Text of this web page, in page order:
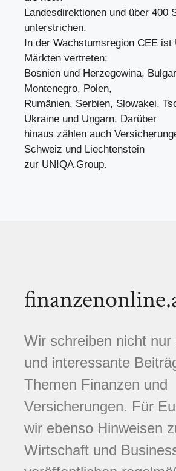
Landesdirektionen und über 400
unterstrichen.
In der Wachstumsregion CEE ist
Märkten vertreten:
Bosnien und Herzegowina,
Montenegro, Polen,
Rumänien, Serbien, Slowakei,
Ukraine und Ungarn. Darüber
hinaus zählen auch
Schweiz und Liechtenstein
zur UNIQA Group.
Wir schreiben nicht nur
und interessante
Themen Finanzen und
Versicherungen. Für
wir ebenso Hinweisen
Wirtschaft und